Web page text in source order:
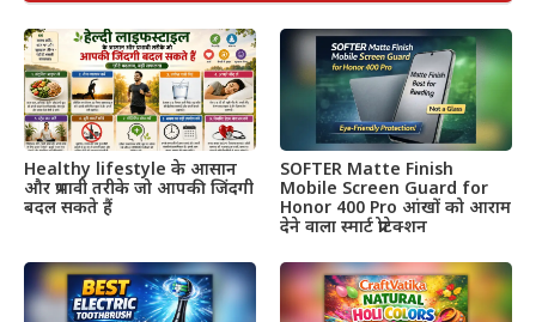
Healthy lifestyle के आसान
और प्रभावी तरीके जो आपकी जिंदगी
बदल सकते हैं
SOFTER Matte Finish
Mobile Screen Guard for
Honor 400 Pro आंखों को आराम
देने वाला स्मार्ट प्रोटेक्शन